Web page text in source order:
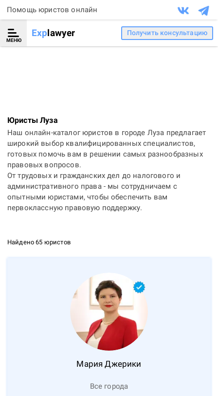
Помощь юристов онлайн
МЕНЮ
Explawyer Получить консультацию
Юристы Луза
Наш онлайн-каталог юристов в городе Луза предлагает
широкий выбор квалифицированных специалистов,
готовых помочь вам в решении самых разнообразных
правовых вопросов.
От трудовых и гражданских дел до налогового и
административного права - мы сотрудничаем с
опытными юристами, чтобы обеспечить вам
первоклассную правовую поддержку.
Найдено 65 юристов
Мария Джерики
Все города